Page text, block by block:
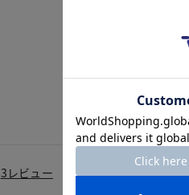
3レビュー